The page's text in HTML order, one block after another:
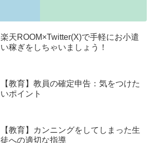
楽天ROOM×Twitter(X)で手軽にお小遣
い稼ぎをしちゃいましょう！
【教育】教員の確定申告：気をつけた
いポイント
【教育】カンニングをしてしまった生
徒への適切な指導